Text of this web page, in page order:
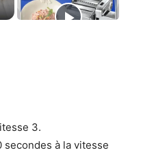
3.
à la vitesse